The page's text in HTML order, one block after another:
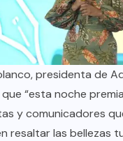
presidenta de
“esta noche
y comunicadores
resaltar las bellezas